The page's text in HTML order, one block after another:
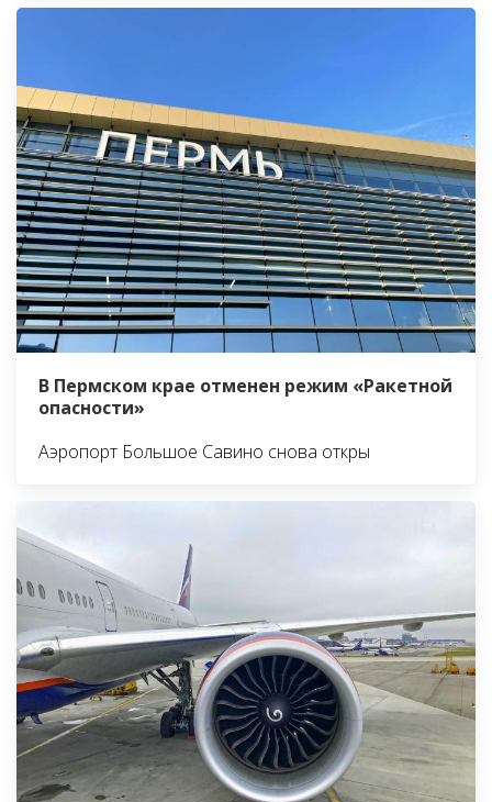
В Пермском крае отменен режим «Ракетной
опасности»
Аэропорт Большое Савино снова откры